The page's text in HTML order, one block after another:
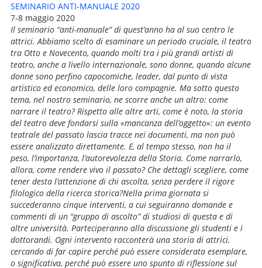
SEMINARIO ANTI-MANUALE 2020
7-8 maggio 2020
Il seminario “anti-manuale” di quest’anno ha al suo centro le
attrici. Abbiamo scelto di esaminare un periodo cruciale, il teatro
tra Otto e Novecento, quando molti tra i più grandi artisti di
teatro, anche a livello internazionale, sono donne, quando alcune
donne sono perfino capocomiche, leader, dal punto di vista
artistico ed economico, delle loro compagnie. Ma sotto questo
tema, nel nostro seminario, ne scorre anche un altro: come
narrare il teatro? Rispetto alle altre arti, come è noto, la storia
del teatro deve fondarsi sulla «mancanza dell’oggetto»: un evento
teatrale del passato lascia tracce nei documenti, ma non può
essere analizzato direttamente. E, al tempo stesso, non ha il
peso, l’importanza, l’autorevolezza della Storia. Come narrarlo,
allora, come rendere vivo il passato? Che dettagli scegliere, come
tener desta l’attenzione di chi ascolta, senza perdere il rigore
filologico della ricerca storica?Nella prima giornata si
succederanno cinque interventi, a cui seguiranno domande e
commenti di un “gruppo di ascolto” di studiosi di questa e di
altre università. Parteciperanno alla discussione gli studenti e i
dottorandi. Ogni intervento racconterà una storia di attrici,
cercando di far capire perché può essere considerata esemplare,
o significativa, perché può essere uno spunto di riflessione sul